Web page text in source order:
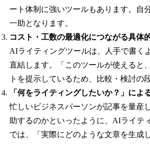
ート体制に強いツールもあります。自
一助となります。
コスト・工数の最適化につながる具体
AIライティングツールは、人手で書く
直結します。「このツールが使えると
トを提示しているため、比較・検討の
「何をライティングしたいか？」によ
忙しいビジネスパーソンが記事を量産
助するのかといったように、AIライテ
では、「実際にどのような文章を生成